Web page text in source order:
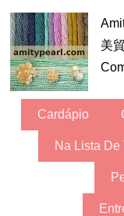
Amity Pearl Trading Co 安
美
Cardápio
Na Lista